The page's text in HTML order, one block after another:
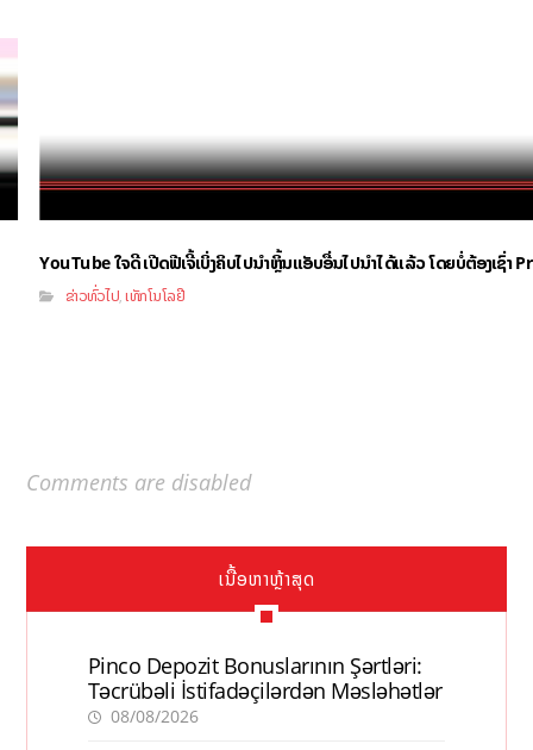
YouTube ໃຈດີ ເປີດຟີເຈີ້ເບິ່ງຄິບໄປນຳຫຼິ້ນແອັບອື່ນໄປນຳໄດ້ແລ້ວ ໂດຍບໍ່ຕ້ອງເຊົ່າ
ຂ່າວທົ່ວໄປ,ເທັກໂນໂລຢີ
Comments are disabled
ເນື້ອຫາຫຼ້າສຸດ
Pinco Depozit Bonuslarının Şərtləri:
Təcrübəli İstifadəçilərdən Məsləhətlər
08/08/2026